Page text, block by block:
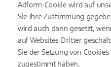
Adform-Cookie wird auf
Sie Ihre Zustimmung
wird auch dann gesetzt,
auf Websites Dritter
Sie der Setzung von
zugestimmt haben.